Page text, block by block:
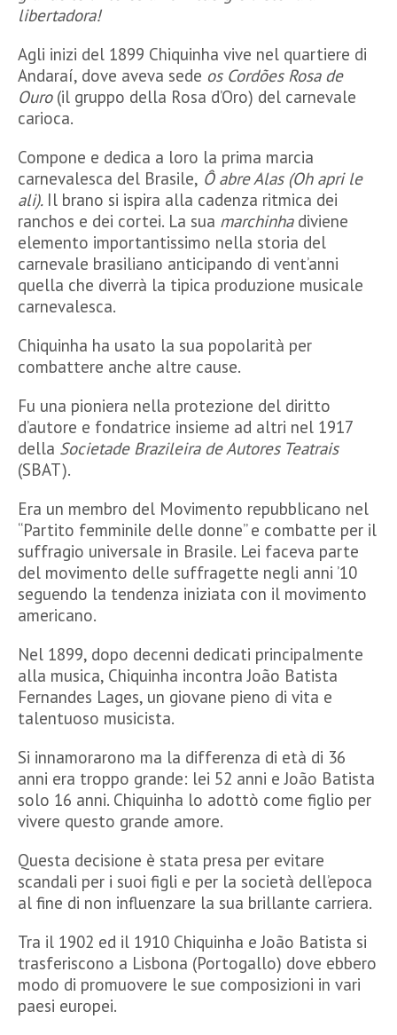
libertadora!
Agli inizi del 1899 Chiquinha vive nel quartiere di
Andaraí, dove aveva sede os Cordões Rosa de
Ouro (il gruppo della Rosa d’Oro) del carnevale
carioca.
Compone e dedica a loro la prima marcia
carnevalesca del Brasile, Ô abre Alas (Oh apri le
ali). Il brano si ispira alla cadenza ritmica dei
ranchos e dei cortei. La sua marchinhadiviene
elemento importantissimo nella storia del
carnevale brasiliano anticipando di vent’anni
quella che diverrà la tipica produzione musicale
carnevalesca.
Chiquinha ha usato la sua popolarità per
combattere anche altre cause.
Fu una pioniera nella protezione del diritto
d’autore e fondatrice insieme ad altri nel 1917
della Societade Brazileira de Autores Teatrais
(SBAT).
Era un membro del Movimento repubblicano nel
“Partito femminile delle donne” e combatte per il
suffragio universale in Brasile. Lei faceva parte
del movimento delle suffragette negli anni ’10
seguendo la tendenza iniziata con il movimento
americano.
Nel 1899, dopo decenni dedicati principalmente
alla musica, Chiquinha incontra João Batista
Fernandes Lages, un giovane pieno di vita e
talentuoso musicista.
Si innamorarono ma la differenza di età di 36
anni era troppo grande: lei 52 anni e João Batista
solo 16 anni. Chiquinha lo adottò come figlio per
vivere questo grande amore.
Questa decisione è stata presa per evitare
scandali per i suoi figli e per la società dell’epoca
al fine di non influenzare la sua brillante carriera.
Tra il 1902 ed il 1910 Chiquinha e João Batista si
trasferiscono a Lisbona (Portogallo) dove ebbero
modo di promuovere le sue composizioni in vari
paesi europei.